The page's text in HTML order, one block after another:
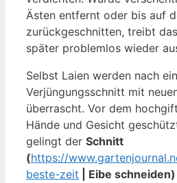
Ästen entfernt oder bis auf
zurückgeschnitten, treibt
später problemlos wieder
Selbst Laien werden nach
Verjüngungsschnitt mit
überrascht. Vor dem
Hände und Gesicht
gelingt der Schnitt
(https://
beste-zeit | Eibe schneiden)